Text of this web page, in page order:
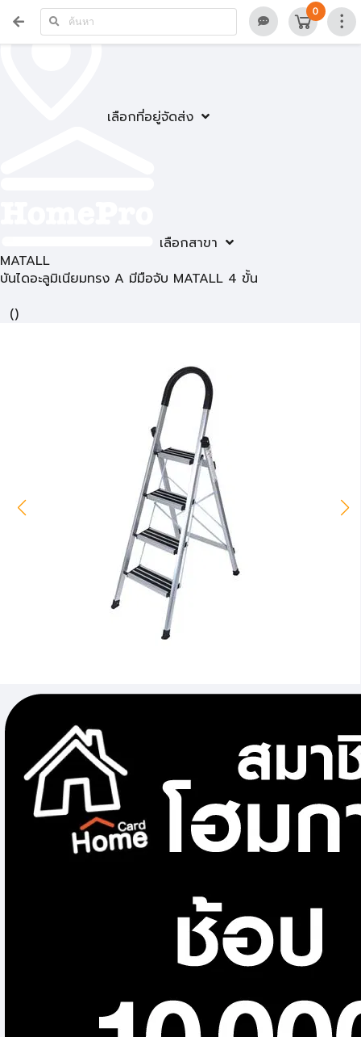
เลือกที่อยู่จัดส่ง
เลือกสาขา
0
MATALL
บันไดอะลูมิเนียมทรง A มีมือจับ MATALL 4 ขั้น
()